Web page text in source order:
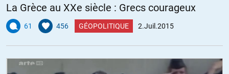
La Grèce au XXe siècle : Grecs courageux
61 456 GÉOPOLITIQUE 2.Juil.2015